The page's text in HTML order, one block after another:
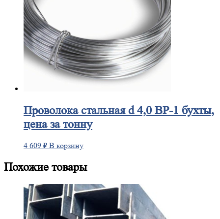
Проволокастальная d 4,0 ВР-1 бухты,
цена за тонну
4 609 ₽ В корзину
Похожие товары